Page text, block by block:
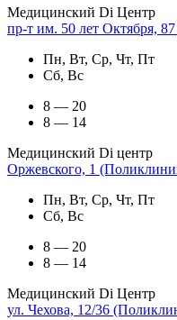
Медицинский Di Центр
пр-т им. 50 лет Октября,
Пн, Вт, Ср, Чт, Пт
Сб, Вс
8 — 20
8 — 14
Медицинский Di центр
Оржевского, 1
Пн, Вт, Ср, Чт, Пт
Сб, Вс
8 — 20
8 — 14
Медицинский Di Центр
ул. Чехова, 12/36